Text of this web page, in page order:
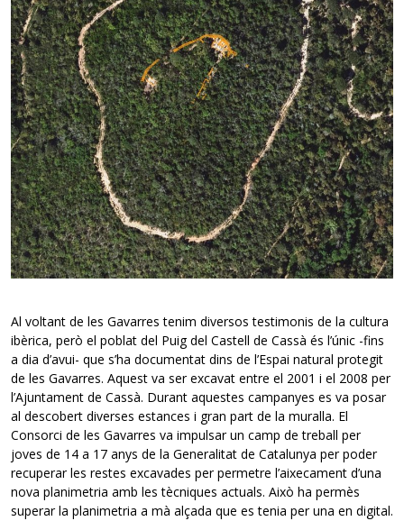
Al voltant de les Gavarres tenim diversos testimonis de la cultura
ibèrica, però el poblat del Puig del Castell de Cassà és l’únic -fins
a dia d’avui- que s’ha documentat dins de l’Espai natural protegit
de les Gavarres. Aquest va ser excavat entre el 2001 i el 2008 per
l’Ajuntament de Cassà. Durant aquestes campanyes es va posar
al descobert diverses estances i gran part de la muralla. El
Consorci de les Gavarres va impulsar un camp de treball per
joves de 14 a 17 anys de la Generalitat de Catalunya per poder
recuperar les restes excavades per permetre l’aixecament d’una
nova planimetria amb les tècniques actuals. Això ha permès
superar la planimetria a mà alçada que es tenia per una en digital.